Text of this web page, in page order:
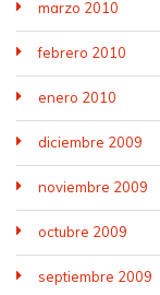
marzo 2010
febrero 2010
enero 2010
diciembre 2009
noviembre 2009
octubre 2009
septiembre 2009